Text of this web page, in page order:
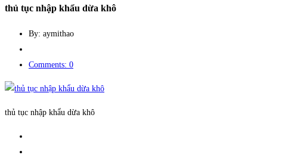
thủ tục nhập khẩu dừa khô
By: aymithao
Comments: 0
thủ tục nhập khẩu dừa khô